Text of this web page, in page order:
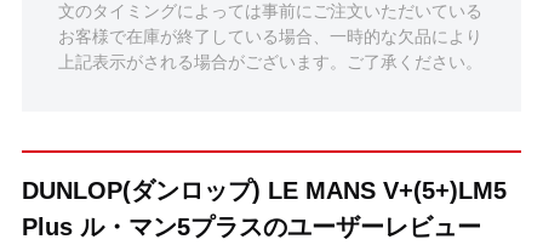
文のタイミングによっては事前にご注文いただいている
お客様で在庫が終了している場合、一時的な欠品により
上記表示がされる場合がございます。ご了承ください。
DUNLOP(ダンロップ) LE MANS V+(5+)LM5
Plus ル・マン5プラスのユーザーレビュー